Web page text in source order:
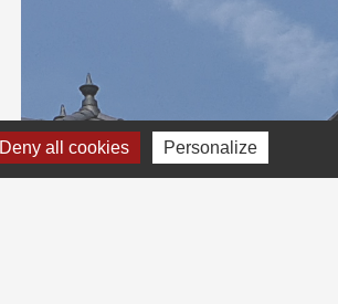
Deny all cookies Personalize